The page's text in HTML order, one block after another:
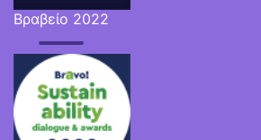
Βραβείο 2022